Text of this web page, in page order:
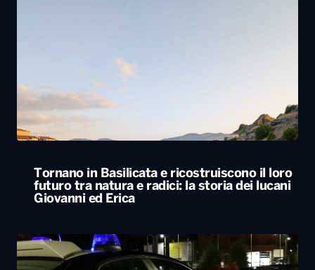
Tornano in Basilicata e ricostruiscono il loro
futuro tra natura e radici: la storia dei lucani
Giovanni ed Erica